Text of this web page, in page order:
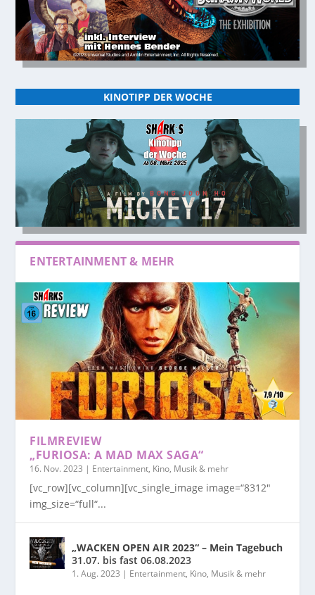
KINOTIPP DER WOCHE
ENTERTAINMENT & MEHR
FILMREVIEW
„FURIOSA: A MAD MAX SAGA“
16. Nov. 2023 | Entertainment, Kino, Musik & mehr
[vc_row][vc_column][vc_single_image image=“8312″
img_size=“full“...
„WACKEN OPEN AIR 2023“ – Mein Tagebuch
31.07. bis fast 06.08.2023
1. Aug. 2023 | Entertainment, Kino, Musik & mehr